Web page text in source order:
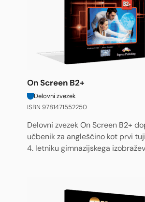
On Screen B2+
Delovni zvezek
ISBN 9781471552250
Delovni zvezek On Screen B2+
učbenik za angleščino kot prvi
4. letniku gimnazijskega